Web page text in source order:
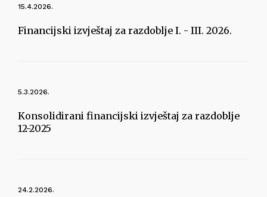
15.4.2026.
Financijski izvještaj za razdoblje I. - III. 2026.
5.3.2026.
Konsolidirani financijski izvještaj za razdoblje
12-2025
24.2.2026.